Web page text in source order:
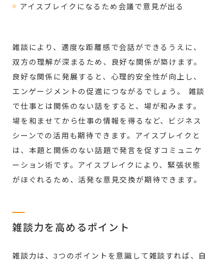
アイスブレイクになるため会議で意見が出る
雑談により、適度な距離感で会話ができるうえに、
双方の理解が深まるため、良好な関係が築けます。
良好な関係に発展すると、心理的安全性が向上し、
エンゲージメントの促進につながるでしょう。 雑談
で仕事とは関係のない話をすると、場が和みます。
場を和ませてから仕事の情報を得るなど、ビジネス
シーンでの活用も期待できます。アイスブレイクと
は、本題と関係のない話題で発言を促すコミュニケ
ーション術です。アイスブレイクにより、緊張状態
がほぐれるため、活発な意見交換が期待できます。
雑談力を高めるポイント
雑談力は、3つのポイントを意識して雑談すれば、自